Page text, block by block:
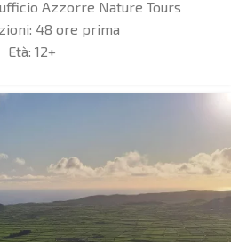
ufficio Azzorre Nature Tours
48 ore prima
Età: 12+